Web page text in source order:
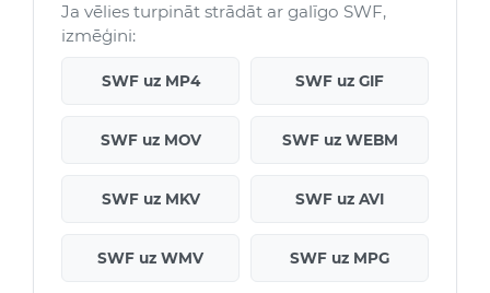
Ja vēlies turpināt strādāt ar galīgo SWF,
izmēģini:
SWF uz MP4 SWF uz GIF
SWF uz MOV SWF uz WEBM
SWF uz MKV SWF uz AVI
SWF uz WMV SWF uz MPG